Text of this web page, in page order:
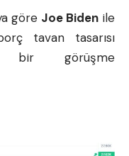
göre Joe Bidenile
tavan tasarısı
bir görüşme